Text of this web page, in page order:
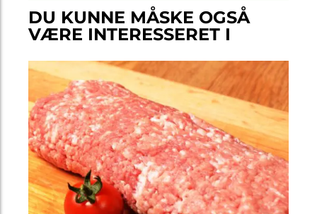
DU KUNNE MÅSKE OGSÅ
VÆRE INTERESSERET I